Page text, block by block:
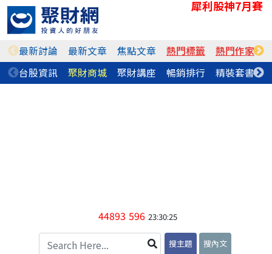
犀利股神7月賽
最新討論 最新文章 焦點文章 熱門標籤 熱門作家
台股資訊
聚財商城 聚財講座 暢銷排行 精裝套書
44893 596 23:30:25
搜主題 搜內文